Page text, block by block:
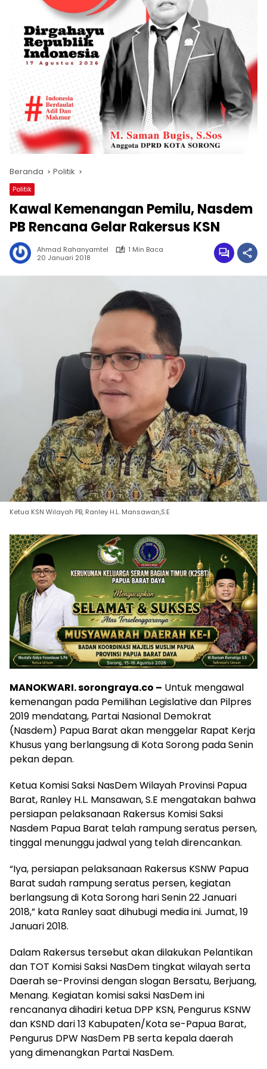
Beranda Politik
Politik
Kawal Kemenangan Pemilu, Nasdem
PB Rencana Gelar Rakersus KSN
Ahmad Rahanyamtel
1 Min Baca
20 Januari 2018
Ketua KSN Wilayah PB, Ranley H.L. Mansawan,S.E
MANOKWARI. sorongraya.co – Untuk mengawal
kemenangan pada Pemilihan Legislative dan Pilpres
2019 mendatang, Partai Nasional Demokrat
(Nasdem) Papua Barat akan menggelar Rapat Kerja
Khusus yang berlangsung di Kota Sorong pada Senin
pekan depan.
Ketua Komisi Saksi NasDem Wilayah Provinsi Papua
Barat, Ranley H.L. Mansawan, S.E mengatakan bahwa
persiapan pelaksanaan Rakersus Komisi Saksi
Nasdem Papua Barat telah rampung seratus persen,
tinggal menunggu jadwal yang telah direncankan.
“Iya, persiapan pelaksanaan Rakersus KSNW Papua
Barat sudah rampung seratus persen, kegiatan
berlangsung di Kota Sorong hari Senin 22 Januari
2018,” kata Ranley saat dihubugi media ini. Jumat, 19
Januari 2018.
Dalam Rakersus tersebut akan dilakukan Pelantikan
dan TOT Komisi Saksi NasDem tingkat wilayah serta
Daerah se-Provinsi dengan slogan Bersatu, Berjuang,
Menang. Kegiatan komisi saksi NasDem ini
rencananya dihadiri ketua DPP KSN, Pengurus KSNW
dan KSND dari 13 Kabupaten/Kota se-Papua Barat,
Pengurus DPW NasDem PB serta kepala daerah
yang dimenangkan Partai NasDem.